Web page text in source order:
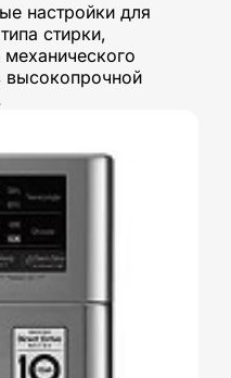
настройки для
стирки,
высокопрочной